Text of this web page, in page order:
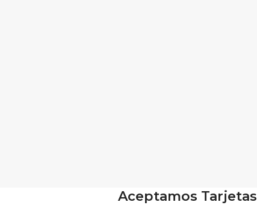
Aceptamos Tarjetas